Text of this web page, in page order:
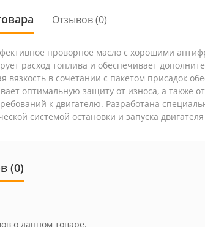
Отзывов (0)
проворное масло с хорошими
расход топлива и обеспечивает
вязкость в сочетании с пакетом присадок
оптимальную защиту от износа, а также
к двигателю. Разработана
системой остановки и запуска
(0)
о данном товаре.